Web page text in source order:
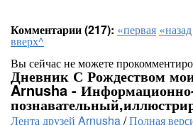
Комментарии (217): «первая «назад
вверх^
Вы сейчас не можете
Дневник С Рождеством
Arnusha -
Лента друзей Arnusha/Полная